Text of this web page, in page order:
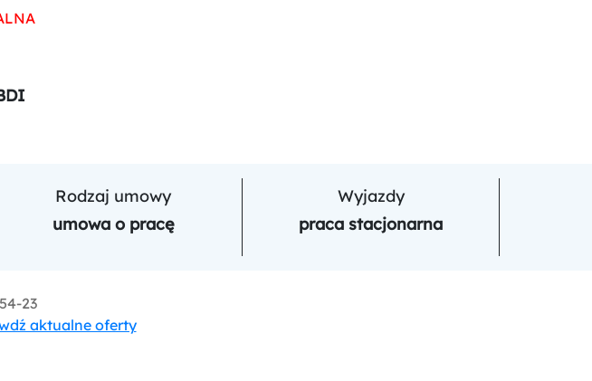
Rodzaj umowy
umowa o pracę
Wyjazdy
praca stacjonarna
23
aktualne oferty